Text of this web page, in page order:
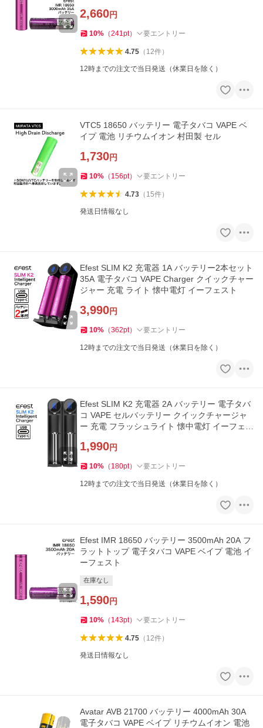
2,660円
10% （241pt） 要エントリー
4.75（ 12件）
12時までの注文で当日発送（休業日を除く）
VTC5 18650 バッテリー 電子タバコ VAPE ベ
イプ 電池 リチウムイオン 村田製 セル
1,730円
10% （ 156pt） 要エントリー
4.73（ 15件）
発送日情報なし
Efest SLIM K2 充電器 1A バッテリー2本セット
35A 電子タバコ VAPE Charger クイックチャー
ジャー 充電 ライト 懐中電灯 イーフェスト
3,990円
10% （362pt） 要エントリー
12時までの注文で当日発送（休業日を除く）
Efest SLIM K2 充電器 2A バッテリー 電子タバ
コ VAPE セルバッテリー クイックチャージャ
ー 充電 フラッシュライト 懐中電灯 イーフェス
1,990円
10% （ 180pt） 要エントリー
12時までの注文で当日発送（休業日を除く）
Efest IMR 18650 バッテリー 3500mAh 20A フ
ラットトップ 電子タバコ VAPE ベイプ 電池 イ
ーフェスト
在庫なし
1,590円
10% （ 143pt） 要エントリー
4.75（ 12件）
発送日情報なし
Avatar AVB 21700 バッテリー 4000mAh 30A
電子タバコ VAPE ベイプ リチウムイオン 電池